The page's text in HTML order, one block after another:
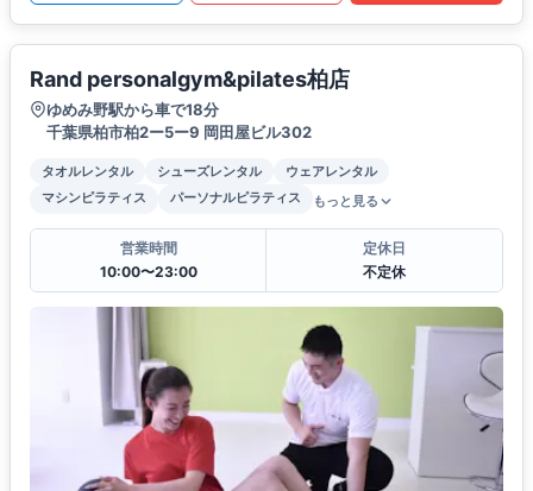
Rand personalgym&pilates柏店
ゆめみ野駅から車で18分
千葉県柏市柏2ー5ー9 岡田屋ビル302
タオルレンタル シューズレンタル
ウェアレンタル
マシンピラティス
パーソナルピラティス もっと見る
営業時間
10:00〜23:00
定休日
不定休